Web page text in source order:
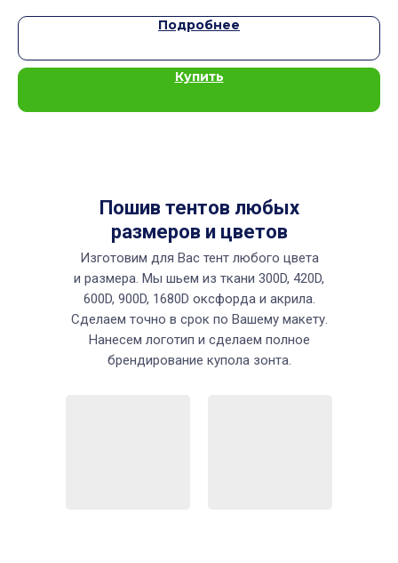
Подробнее
Купить
Изготовим для Вас тент любого цвета
и размера. Мы шьем из ткани 300D, 420D,
600D, 900D, 1680D оксфорда и акрила.
Сделаем точно в срок по Вашему макету.
Нанесем логотип и сделаем полное
брендирование купола зонта.
Пошив тентов любых
размеров и цветов